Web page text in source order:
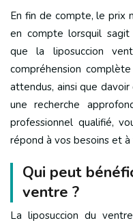
En fin de compte, le prix
en compte lorsquil sagit
que la liposuccion
compréhension
attendus, ainsi que
une recherche
professionnel qualifié,
répond à vos besoins et
Qui peut
ventre ?
La liposuccion du